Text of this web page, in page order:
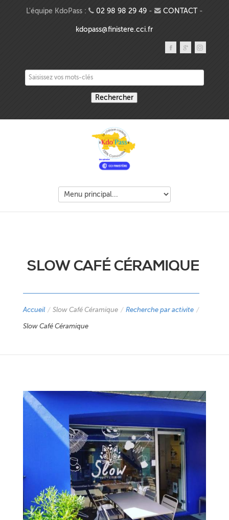
Aller au contenu principal
L'équipe KdoPass : 02 98 98 29 49- CONTACT-
kdopass@finistere.cci.fr
Saisissez vos mots-clés
SLOW CAFÉ CÉRAMIQUE
Accueil / Slow Café Céramique / Recherche par activite /
Slow Café Céramique